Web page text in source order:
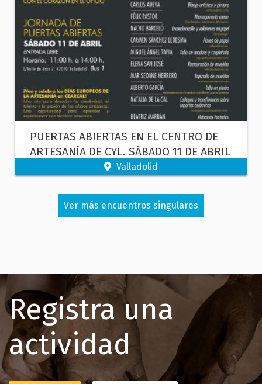
PUERTAS ABIERTAS EN EL CENTRO DE
ARTESANÍA DE CYL. SÁBADO 11 DE ABRIL
Valladolid
Ver más encuentros singulares
Registra una
actividad